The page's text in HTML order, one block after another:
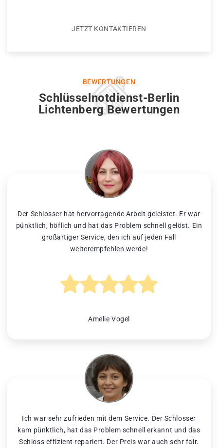
JETZT KONTAKTIEREN
BEWERTUNGEN
Schlüsselnotdienst-Berlin
Lichtenberg Bewertungen
Der Schlosser hat hervorragende Arbeit geleistet. Er war
pünktlich, höflich und hat das Problem schnell gelöst. Ein
großartiger Service, den ich auf jeden Fall
weiterempfehlen werde!
Amelie Vogel
Ich war sehr zufrieden mit dem Service. Der Schlosser
kam pünktlich, hat das Problem schnell erkannt und das
Schloss effizient repariert. Der Preis war auch sehr fair.